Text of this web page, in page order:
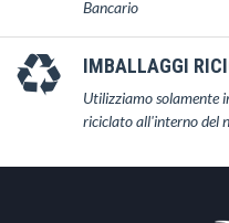
Bancario
IMBALLAGGI
Utilizziamo solamente
riciclato all'interno del